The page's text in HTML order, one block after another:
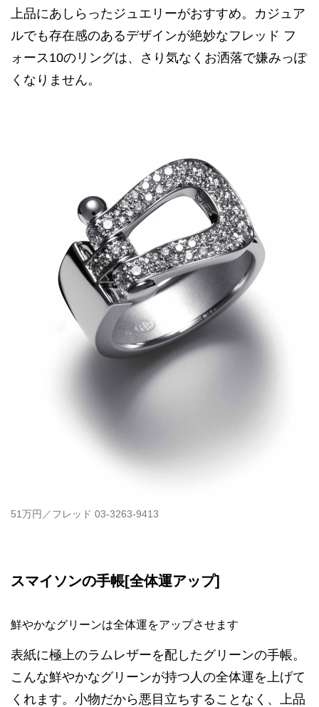
上品にあしらったジュエリーがおすすめ。カジュア
ルでも存在感のあるデザインが絶妙なフレッド フ
ォース10のリングは、さり気なくお洒落で嫌みっぽ
くなりません。
51万円／フレッド 03-3263-9413
スマイソンの手帳[全体運アップ]
鮮やかなグリーンは全体運をアップさせます
表紙に極上のラムレザーを配したグリーンの手帳。
こんな鮮やかなグリーンが持つ人の全体運を上げて
くれます。小物だから悪目立ちすることなく、上品